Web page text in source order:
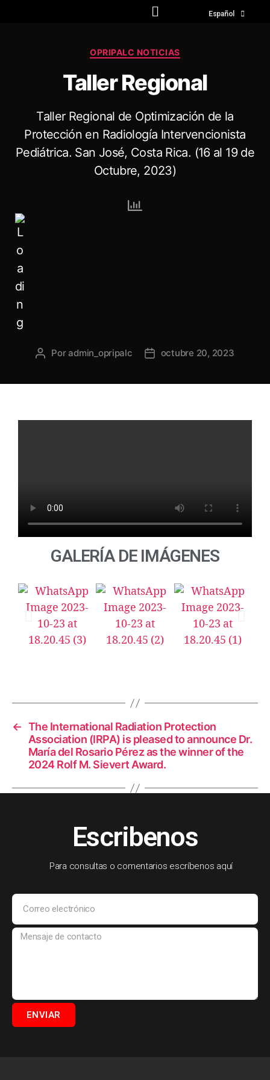
Español
English
OPRIPALC NOTICIAS
Taller Regional
Taller Regional de Optimización de la
Protección en Radiología Intervencionista
Pediátrica. San José, Costa Rica. (16 al 19 de
Octubre, 2023)
Poradmin_opripalc octubre 20, 2023
GALERÍA DE IMÁGENES
← The International Radiation Protection
Association (IRPA) is pleased to announce Dr.
María del Rosario Pérez as the winner of the
2024 Rolf M. Sievert Award.
Escribenos
Para consultas o comentarios escríbenos aquí
ENVIAR